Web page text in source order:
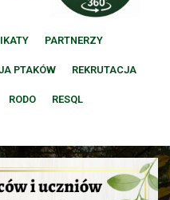
PARTNERZY
PTAKÓW REKRUTACJA
RODO RESQL